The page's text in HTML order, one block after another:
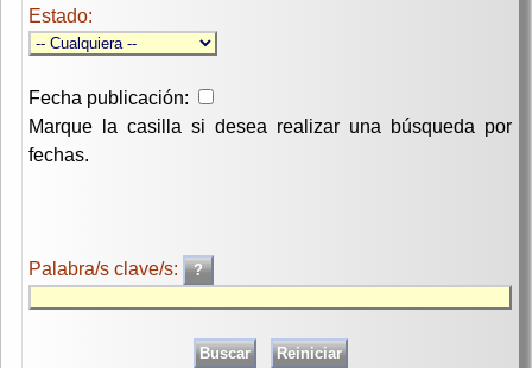
Estado:
Fecha publicación:
Marque la casilla si desea realizar una búsqueda por
fechas.
Palabra/s clave/s: